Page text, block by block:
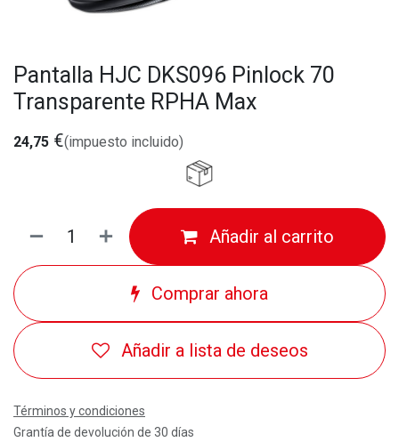
Pantalla HJC DKS096 Pinlock 70
Transparente RPHA Max
24,75 €(impuesto incluido)
Añadir al carrito
Comprar ahora
Añadir a lista de deseos
Términos y condiciones
Grantía de devolución de 30 días